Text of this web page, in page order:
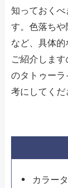
知っておく
す。色落ち
など、具体的
ご紹介しま
のタトゥー
考にしてくだ
カラー